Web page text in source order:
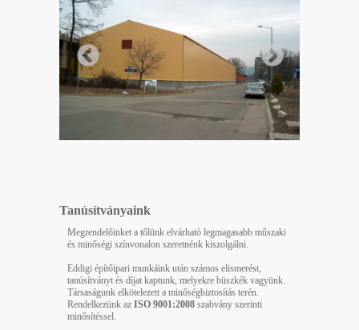
Tanúsítványaink
Megrendelőinket a tőlünk elvárható legmagasabb műszaki
és minőségi színvonalon szeretnénk kiszolgálni.
Eddigi építőipari munkáink után számos elismerést,
tanúsítványt és díjat kaptunk, melyekre büszkék vagyünk.
Társaságunk elkötelezett a minőségbiztosítás terén.
Rendelkezünk az ISO 9001:2008 szabvány szerinti
minősítéssel.